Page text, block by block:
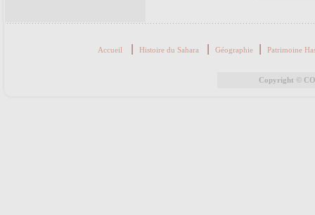
Accueil | Histoire du Sahara | Géographie| Patrimoine
Copyright ©